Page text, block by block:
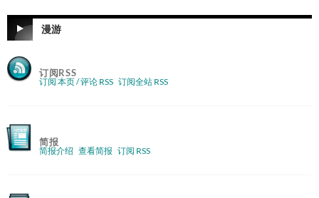
漫游
订阅RSS
订阅 本页 / 评论 RSS 订阅全站 RSS
简报
简报介绍 查看简报 订阅 RSS